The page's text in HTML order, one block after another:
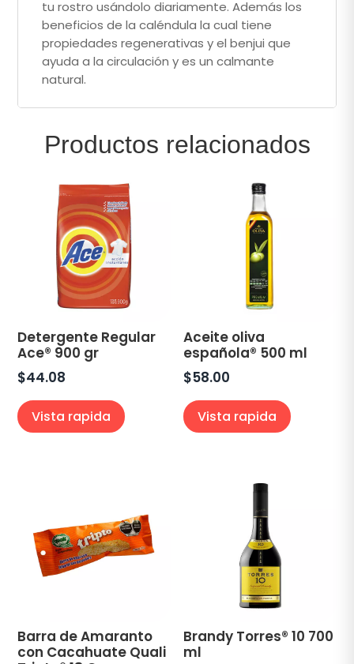
tu rostro usándolo diariamente. Además los
beneficios de la caléndula la cual tiene
propiedades regenerativas y el benjui que
ayuda a la circulación y es un calmante
natural.
Productos relacionados
Detergente Regular
Ace® 900 gr
$44.08
Vista rapida
Aceite oliva
española® 500 ml
$58.00
Vista rapida
Barra de Amaranto
con Cacahuate Quali
Brandy Torres® 10 700
ml